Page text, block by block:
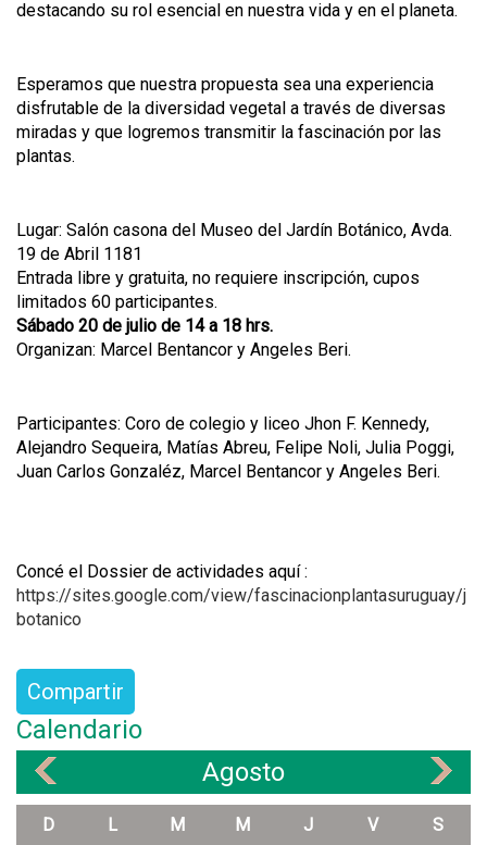
destacando su rol esencial en nuestra vida y en el planeta.
Esperamos que nuestra propuesta sea una experiencia
disfrutable de la diversidad vegetal a través de diversas
miradas y que logremos transmitir la fascinación por las
plantas.
Lugar: Salón casona del Museo del Jardín Botánico, Avda.
19 de Abril 1181
Entrada libre y gratuita, no requiere inscripción, cupos
limitados 60 participantes.
Sábado 20 de julio de 14 a 18 hrs.
Organizan: Marcel Bentancor y Angeles Beri.
Participantes: Coro de colegio y liceo Jhon F. Kennedy,
Alejandro Sequeira, Matías Abreu, Felipe Noli, Julia Poggi,
Juan Carlos Gonzaléz, Marcel Bentancor y Angeles Beri.
Concé el Dossier de actividades aquí :
https://sites.google.com/view/fascinacionplantasuruguay/j
botanico
Compartir
Calendario
Agosto
D L M M J V S